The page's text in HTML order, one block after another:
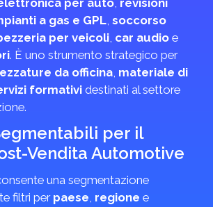
per auto, revisioni
a gas e GPL, soccorso
per veicoli, car audio e
. È uno strumento strategico per
da officina, materiale di
formativi destinati al settore
per il
Vendita Automotive
una segmentazione
filtri per paese, regione e